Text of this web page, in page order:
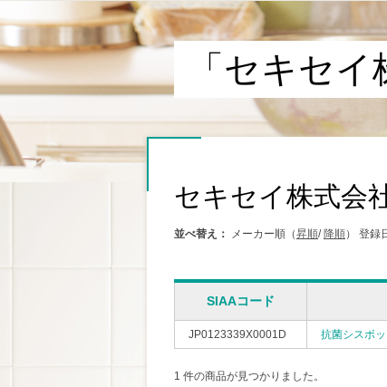
「セキセ
セキセイ株式会
並べ替え： メーカー順（昇順/ 降順） 登録
SIAAコード
JP0123339X0001D 抗菌シスボ
1 件の商品が見つかりました。